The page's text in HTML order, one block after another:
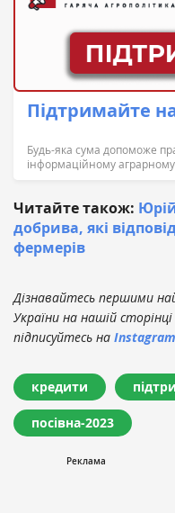
Підтримайте
Будь-яка сума допоможе
інформаційному
Читайте також:
добрива, які
фермерів
Дізнавайтесь першими
України на нашій сторінці
підписуйтесь на
кредити
посівна-2023